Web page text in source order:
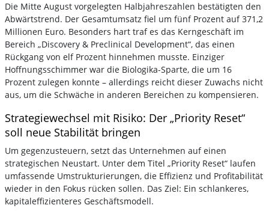
Die Mitte August vorgelegten Halbjahreszahlen bestätigten den
Abwärtstrend. Der Gesamtumsatz fiel um fünf Prozent auf 371,2
Millionen Euro. Besonders hart traf es das Kerngeschäft im
Bereich „Discovery & Preclinical Development“, das einen
Rückgang von elf Prozent hinnehmen musste. Einziger
Hoffnungsschimmer war die Biologika-Sparte, die um 16
Prozent zulegen konnte – allerdings reicht dieser Zuwachs nicht
aus, um die Schwäche in anderen Bereichen zu kompensieren.
Strategiewechsel mit Risiko: Der „Priority Reset“
soll neue Stabilität bringen
Um gegenzusteuern, setzt das Unternehmen auf einen
strategischen Neustart. Unter dem Titel „Priority Reset“ laufen
umfassende Umstrukturierungen, die Effizienz und Profitabilität
wieder in den Fokus rücken sollen. Das Ziel: Ein schlankeres,
kapitaleffizienteres Geschäftsmodell.